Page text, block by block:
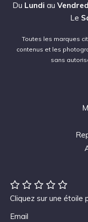
Du Lundi au
Le
Toutes les marques
contenus et les
sans
Cliquez sur une étoile
Email